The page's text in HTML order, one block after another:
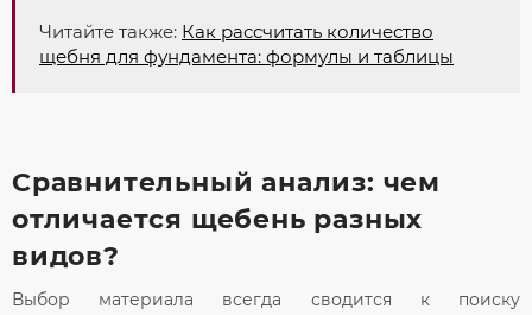
Читайте также: Как рассчитать количество
щебня для фундамента: формулы и таблицы
Сравнительный анализ: чем
отличается щебень разных
видов?
Выбор материала всегда сводится к поиску